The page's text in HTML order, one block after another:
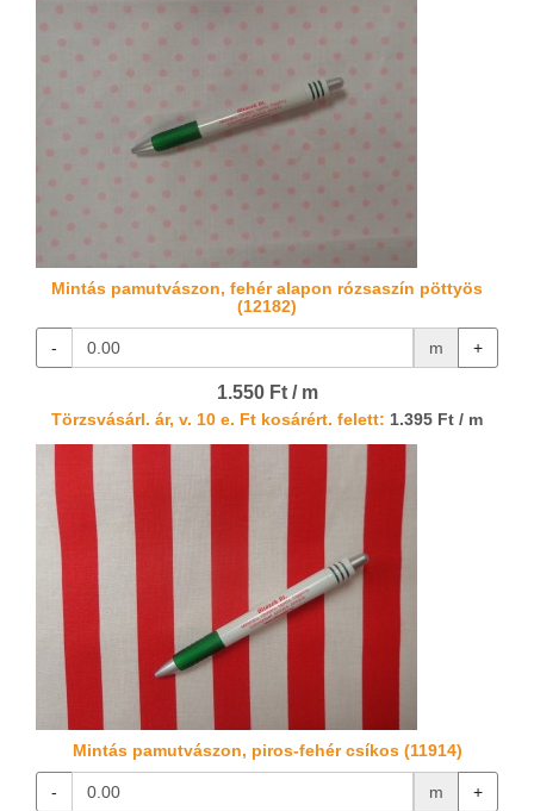
Mintás pamutvászon, fehér alapon rózsaszín pöttyös
(12182)
- m +
1.550 Ft / m
Törzsvásárl. ár, v. 10 e. Ft kosárért. felett: 1.395 Ft / m
Mintás pamutvászon, piros-fehér csíkos (11914)
- m +